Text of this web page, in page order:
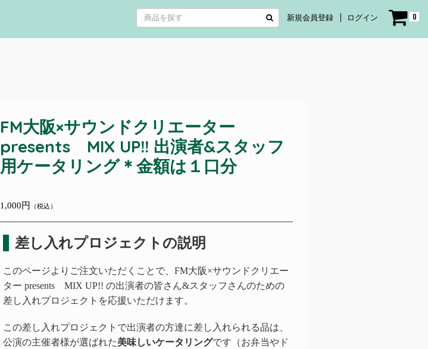
新規会員登録 ログイン 0
FM大阪×サウンドクリエーター
presents MIX UP!! 出演者&スタッフ
用ケータリング＊金額は１口分
1,000円 （税込）
差し入れプロジェクトの説明
このページよりご注文いただくことで、FM大阪×サウンドクリエー
ター presents MIX UP!! の出演者の皆さん&スタッフさんのための
差し入れプロジェクトを応援いただけます。
この差し入れプロジェクトで出演者の方達に差し入れられる品は、
公演の主催者様が選ばれた美味しいケータリングです（お弁当やド